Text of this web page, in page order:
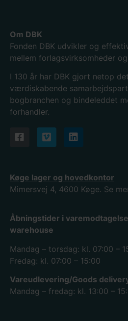
Om DBK
Fonden DBK udvikler og
mellem forlagsvirksomheder
I 130 år har DBK gjort netop
værdiskabende
bogbranchen og bindeleddet
forhandler.
Køge lager og hovedkontor
Mimersvej 4, 4600 Køge. Se
Åbningstider i
warehouse
Mandag – torsdag: kl. 07:00 –
Fredag: kl. 07:00 – 15:00
Vareudlevering/Goods
Mandag – fredag: kl. 13:00 –